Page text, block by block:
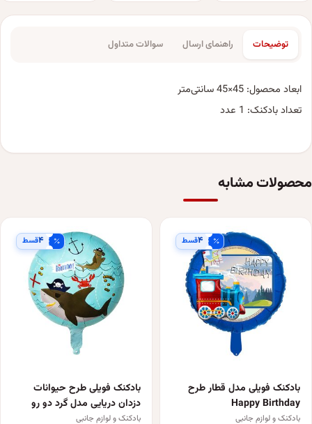
توضیحات راهنمای ارسال سوالات متداول
ابعاد محصول: 45×45 سانتی‌متر
تعداد بادکنک: 1 عدد
محصولات مشابه
۴قسط
بادکنک فویلی مدل قطار طرح
Happy Birthday
بادکنک و لوازم جانبی
۴قسط
بادکنک فویلی طرح حیوانات
دزدان دریایی مدل گرد دو رو
بادکنک و لوازم جانبی